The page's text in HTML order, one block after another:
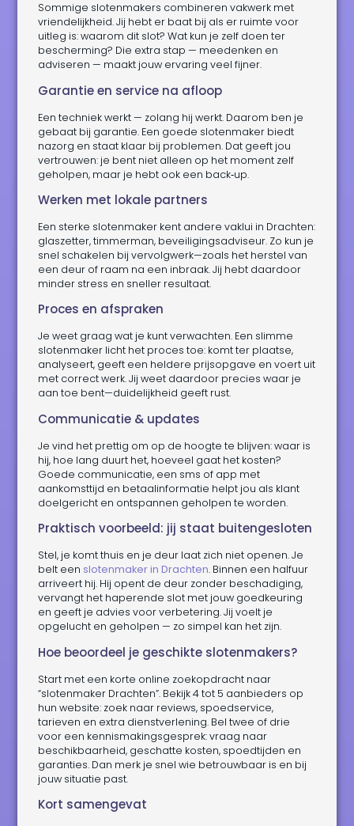
Sommige slotenmakers combineren vakwerk met
vriendelijkheid. Jij hebt er baat bij als er ruimte voor
uitleg is: waarom dit slot? Wat kun je zelf doen ter
bescherming? Die extra stap — meedenken en
adviseren — maakt jouw ervaring veel fijner.
Garantie en service na afloop
Een techniek werkt — zolang hij werkt. Daarom ben je
gebaat bij garantie. Een goede slotenmaker biedt
nazorg en staat klaar bij problemen. Dat geeft jou
vertrouwen: je bent niet alleen op het moment zelf
geholpen, maar je hebt ook een back‑up.
Werken met lokale partners
Een sterke slotenmaker kent andere vaklui in Drachten:
glaszetter, timmerman, beveiligingsadviseur. Zo kun je
snel schakelen bij vervolgwerk—zoals het herstel van
een deur of raam na een inbraak. Jij hebt daardoor
minder stress en sneller resultaat.
Proces en afspraken
Je weet graag wat je kunt verwachten. Een slimme
slotenmaker licht het proces toe: komt ter plaatse,
analyseert, geeft een heldere prijsopgave en voert uit
met correct werk. Jij weet daardoor precies waar je
aan toe bent—duidelijkheid geeft rust.
Communicatie & updates
Je vind het prettig om op de hoogte te blijven: waar is
hij, hoe lang duurt het, hoeveel gaat het kosten?
Goede communicatie, een sms of app met
aankomsttijd en betaalinformatie helpt jou als klant
doelgericht en ontspannen geholpen te worden.
Praktisch voorbeeld: jij staat buitengesloten
Stel, je komt thuis en je deur laat zich niet openen. Je
belt een slotenmaker in Drachten. Binnen een halfuur
arriveert hij. Hij opent de deur zonder beschadiging,
vervangt het haperende slot met jouw goedkeuring
en geeft je advies voor verbetering. Jij voelt je
opgelucht en geholpen — zo simpel kan het zijn.
Hoe beoordeel je geschikte slotenmakers?
Start met een korte online zoekopdracht naar
“slotenmaker Drachten”. Bekijk 4 tot 5 aanbieders op
hun website: zoek naar reviews, spoedservice,
tarieven en extra dienstverlening. Bel twee of drie
voor een kennismakingsgesprek: vraag naar
beschikbaarheid, geschatte kosten, spoedtijden en
garanties. Dan merk je snel wie betrouwbaar is en bij
jouw situatie past.
Kort samengevat